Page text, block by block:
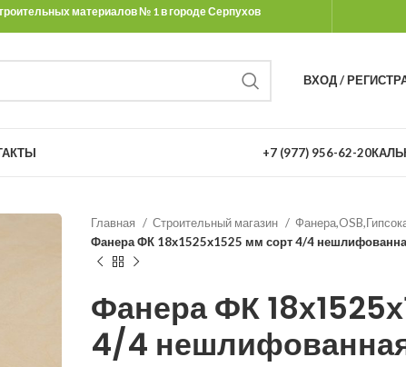
материалов № 1 в городе Серпухов
ВХОД /
+7 (977) 956-62-20
Главная Строительный магазин
Фанера ФК 18х1525х1525 мм сорт 4/4
Фанера ФК
4/4